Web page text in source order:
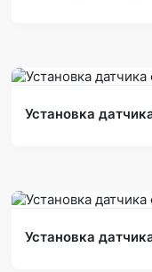
Установка
Установка